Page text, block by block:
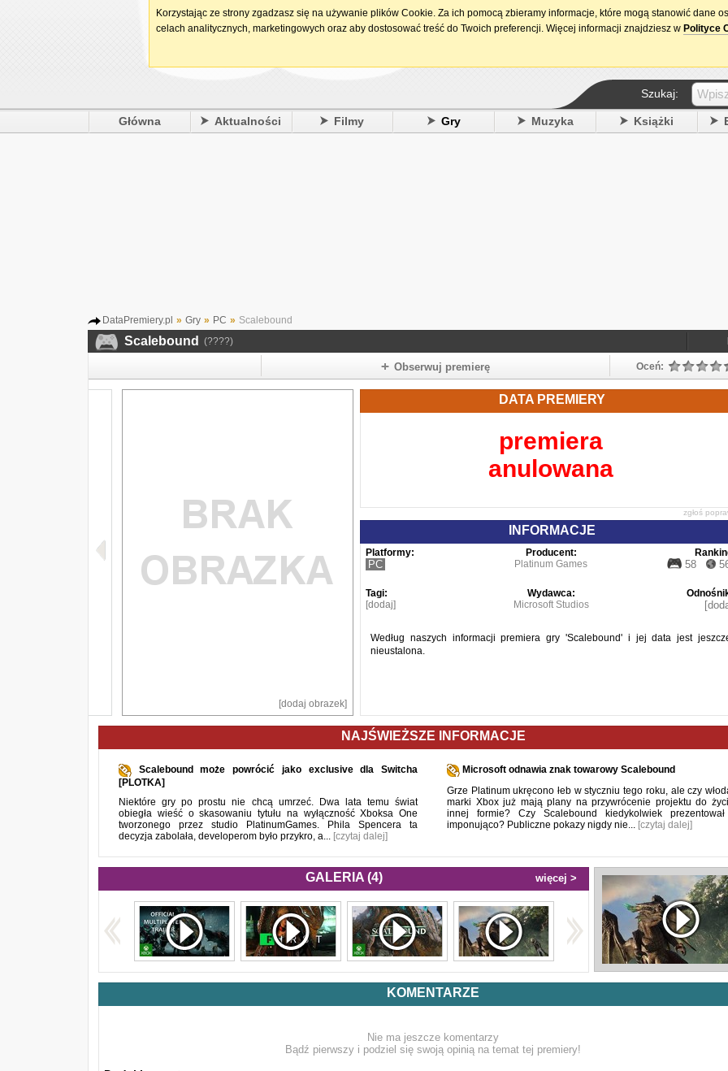
15. urodziny DataPremiery.pl
Szukaj:
Główna Aktualności Filmy Gry Muzyka Książki
DataPremiery.pl » Gry » PC » Scalebound
Scalebound (????)
Obserwuj premierę Oceń:
DATA PREMIERY
premiera
anulowana
zgłoś
INFORMACJE
Platformy:
PC
Producent:
Platinum Games
58
Tagi:
[dodaj]
Wydawca:
Microsoft Studios
Według naszych informacji premiera gry 'Scalebound' i jej data jest
nieustalona.
[dodaj obrazek]
NAJŚWIEŻSZE INFORMACJE
Scalebound może powrócić jako exclusive dla Switcha
[PLOTKA]
Niektóre gry po prostu nie chcą umrzeć. Dwa lata temu świat
obiegła wieść o skasowaniu tytułu na wyłączność Xboksa One
tworzonego przez studio PlatinumGames. Phila Spencera ta
decyzja zabolała, developerom było przykro, a... [czytaj dalej]
Microsoft odnawia znak towarowy Scalebound
Grze Platinum ukręcono łeb w styczniu tego roku, ale czy
marki Xbox już mają plany na przywrócenie projektu do
innej formie? Czy Scalebound kiedykolwiek
imponująco? Publiczne pokazy nigdy nie... [czytaj dalej]
GALERIA (4) więcej >
KOMENTARZE
Nie ma jeszcze komentarzy
Bądź pierwszy i podziel się swoją opinią na temat tej premiery!
Korzystając ze strony zgadzasz się na używanie plików Cookie. Za ich pomocą zbieramy informacje, które mogą stanowić dane
celach analitycznych, marketingowych oraz aby dostosować treść do Twoich preferencji. Więcej informacji znajdziesz w Polityce